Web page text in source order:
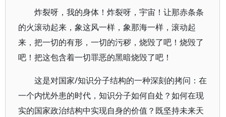
炸裂呀，我的身体！炸裂呀，宇宙！让那赤条条
的火滚动起来，象这风一样，象那海一样，滚动起
来，把一切的有形，一切的污秽，烧毁了吧！烧毁了
吧！把这包含着一切罪恶的黑暗烧毁了吧！
这是对国家/知识分子结构的一种深刻的拷问：在
一个内忧外患的时代，知识分子如何自处？如何在现
实的国家政治结构中实现自身的价值？既坚持未来天